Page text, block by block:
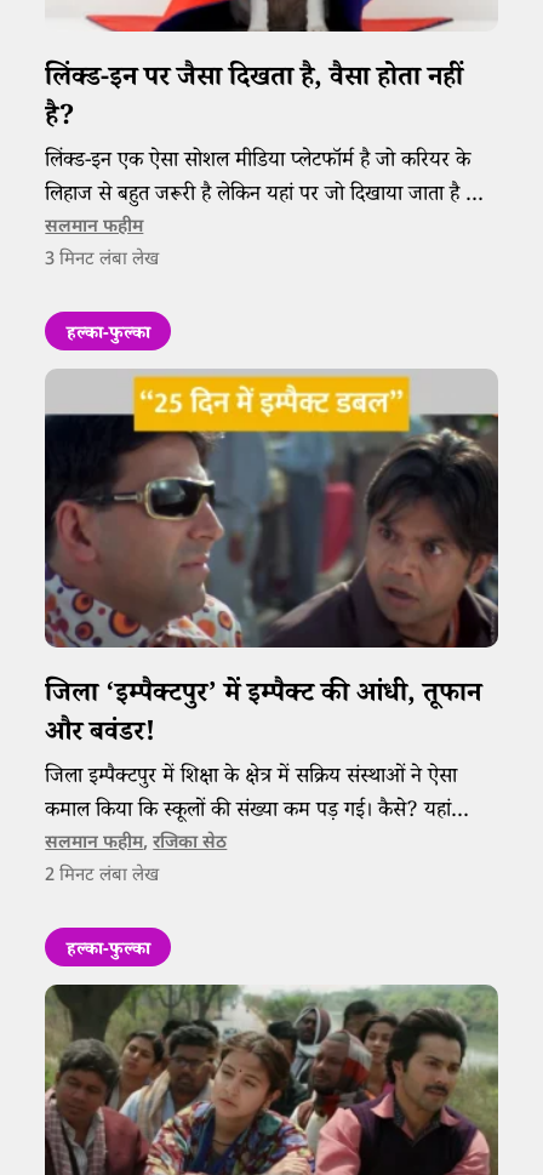
लिंक्ड-इन पर जैसा दिखता है, वैसा होता नहीं
है?
लिंक्ड-इन एक ऐसा सोशल मीडिया प्लेटफॉर्म है जो करियर के
लिहाज से बहुत जरूरी है लेकिन यहां पर जो दिखाया जाता है और
असल जिंदगी में जो होता है, उसमें जमीन-आसमान का अंतर
होता है।
सलमान फहीम
3 मिनट लंबा लेख
हल्का-फुल्का
जिला ‘इम्पैक्टपुर’ में इम्पैक्ट की आंधी, तूफान
और बवंडर!
जिला इम्पैक्टपुर में शिक्षा के क्षेत्र में सक्रिय संस्थाओं ने ऐसा
कमाल किया कि स्कूलों की संख्या कम पड़ गई। कैसे? यहां
जानिए!
सलमान फहीम,रजिका सेठ
2 मिनट लंबा लेख
हल्का-फुल्का